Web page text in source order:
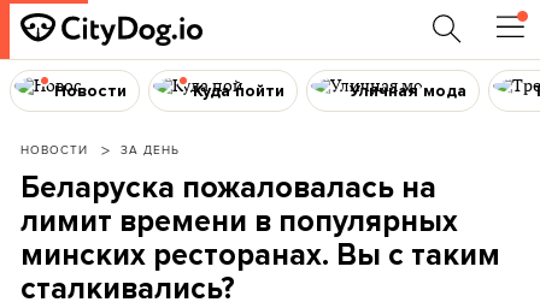
Новости Куда пойти Уличная мода
НОВОСТИ ЗА ДЕНЬ
Беларуска пожаловалась на
лимит времени в популярных
минских ресторанах. Вы с таким
сталкивались?